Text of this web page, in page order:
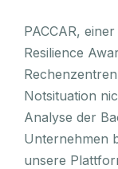
PACCAR,
Resilience
Notsituation
Analyse der
Unternehmen
unsere